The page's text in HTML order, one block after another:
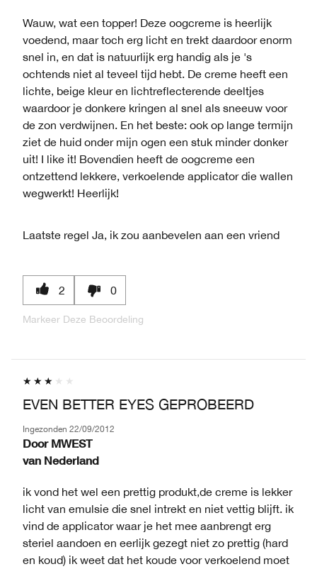
Wauw, wat een topper! Deze oogcreme is heerlijk
voedend, maar toch erg licht en trekt daardoor enorm
snel in, en dat is natuurlijk erg handig als je 's
ochtends niet al teveel tijd hebt. De creme heeft een
lichte, beige kleur en lichtreflecterende deeltjes
waardoor je donkere kringen al snel als sneeuw voor
de zon verdwijnen. En het beste: ook op lange termijn
ziet de huid onder mijn ogen een stuk minder donker
uit! I like it! Bovendien heeft de oogcreme een
ontzettend lekkere, verkoelende applicator die wallen
wegwerkt! Heerlijk!
Laatste regel Ja, ik zou aanbevelen aan een vriend
2 0
Markeer Deze Beoordeling
EVEN BETTER EYES GEPROBEERD
Ingezonden 22/09/2012
Door MWEST
van Nederland
ik vond het wel een prettig produkt,de creme is lekker
licht van emulsie die snel intrekt en niet vettig blijft. ik
vind de applicator waar je het mee aanbrengt erg
steriel aandoen en eerlijk gezegt niet zo prettig (hard
en koud) ik weet dat het koude voor verkoelend moet